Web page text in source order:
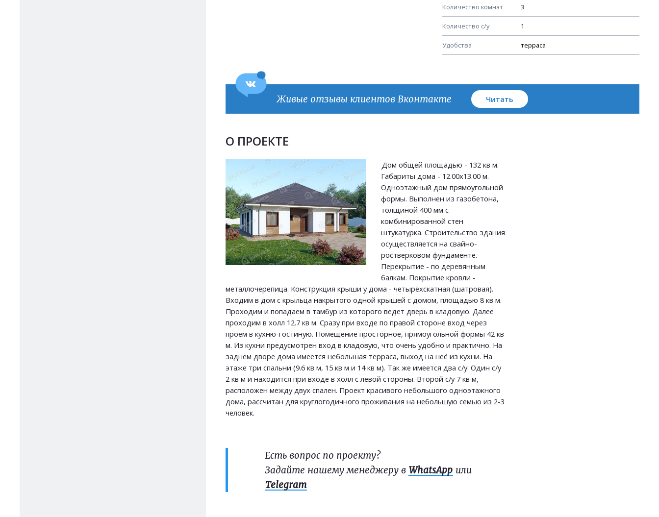
Количество комнат 3
Количество с/у 1
Удобства терраса
План кровли
Живые отзывы клиентов Вконтакте Читать
О ПРОЕКТЕ
Дом общей площадью - 132 кв м.
Габариты дома - 12.00х13.00 м.
Одноэтажный дом прямоугольной
формы. Выполнен из газобетона,
толщиной 400 мм с
комбинированной стен
штукатурка. Строительство здания
осуществляется на свайно-
ростверковом фундаменте.
Перекрытие - по деревянным
балкам. Покрытие кровли -
металлочерепица. Конструкция крыши у дома - четырёхскатная (шатровая).
Входим в дом с крыльца накрытого одной крышей с домом, площадью 8 кв м.
Проходим и попадаем в тамбур из которого ведет дверь в кладовую. Далее
проходим в холл 12.7 кв м. Сразу при входе по правой стороне вход через
проём в кухню-гостиную. Помещение просторное, прямоугольной формы 42 кв
м. Из кухни предусмотрен вход в кладовую, что очень удобно и практично. На
заднем дворе дома имеется небольшая терраса, выход на неё из кухни. На
этаже три спальни (9.6 кв м, 15 кв м и 14 кв м). Так же имеется два с/у. Один с/у
2 кв м и находится при входе в холл с левой стороны. Второй с/у 7 кв м,
расположен между двух спален. Проект красивого небольшого одноэтажного
дома, рассчитан для круглогодичного проживания на небольшую семью из 2-3
человек.
Есть вопрос по проекту?
Задайте нашему менеджеру в WhatsApp или
Telegram
Прикрепить файл
Согласен на обработку персональных данных
ОТПРАВИТЬ
Прикрепить файл
Согласен на обработку персональных данных
This site is protected by reCAPTCHA and the GooglePrivacy Policy and
apply.
ОТПРАВИТЬ